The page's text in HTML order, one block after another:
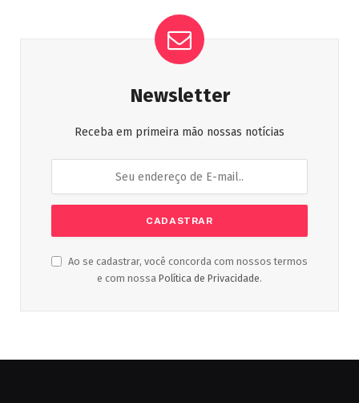
Newsletter
Receba em primeira mão nossas notícias
Ao se cadastrar, você concorda com nossos termos
e com nossa Política de Privacidade.